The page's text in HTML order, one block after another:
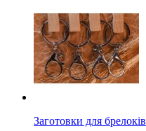
Заготовки для брелоків